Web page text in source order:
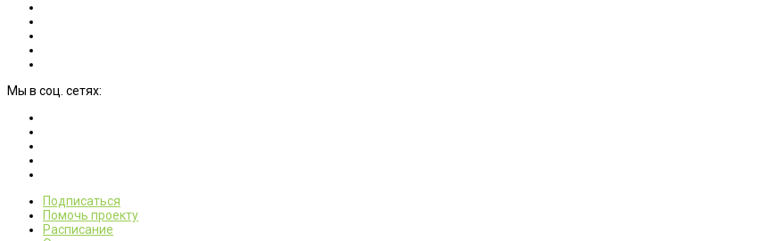
Мы в соц. сетях:
Подписаться
Помочь проекту
Расписание